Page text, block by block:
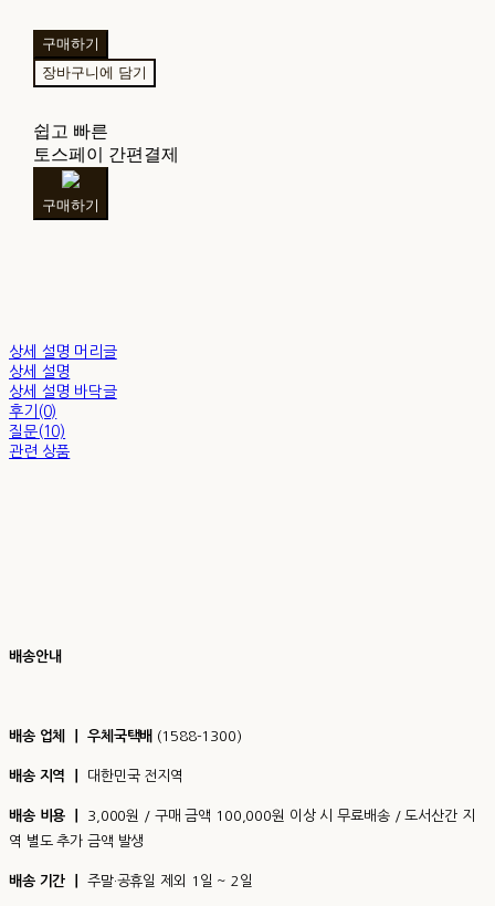
구매하기
장바구니에 담기
쉽고 빠른
토스페이 간편결제
구매하기
상세 설명 머리글
상세 설명
상세 설명 바닥글
후기(0)
질문(10)
관련 상품
배송안내
배송 업체 ㅣ 우체국택배 (1588-1300)
배송 지역 ㅣ 대한민국 전지역
배송 비용 ㅣ 3,000원 / 구매 금액 100,000원 이상 시 무료배송 / 도서산간 지
역 별도 추가 금액 발생
배송 기간 ㅣ 주말·공휴일 제외 1일 ~ 2일